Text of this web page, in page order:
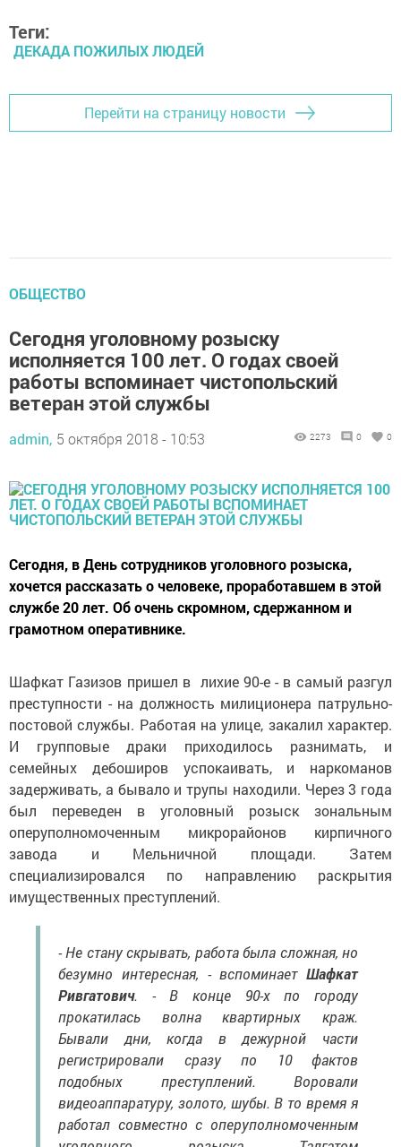
Теги:
ДЕКАДА ПОЖИЛЫХ ЛЮДЕЙ
Перейти на страницу новости
ОБЩЕСТВО
Сегодня уголовному розыску
исполняется 100 лет. О годах своей
работы вспоминает чистопольский
ветеран этой службы
admin, 5 октября 2018 - 10:53 2273 0 0
Сегодня, в День сотрудников уголовного розыска,
хочется рассказать о человеке, проработавшем в этой
службе 20 лет. Об очень скромном, сдержанном и
грамотном оперативнике.
Шафкат Газизов пришел в лихие 90-е - в самый разгул
преступности - на должность милиционера патрульно-
постовой службы. Работая на улице, закалил характер.
И групповые драки приходилось разнимать, и
семейных дебоширов успокаивать, и наркоманов
задерживать, а бывало и трупы находили. Через 3 года
был переведен в уголовный розыск зональным
оперуполномоченным микрорайонов кирпичного
завода и Мельничной площади. Затем
специализировался по направлению раскрытия
имущественных преступлений.
- Не стану скрывать, работа была сложная, но
безумно интересная, - вспоминает Шафкат
Ривгатович. - В конце 90-х по городу
прокатилась волна квартирных краж.
Бывали дни, когда в дежурной части
регистрировали сразу по 10 фактов
подобных преступлений. Воровали
видеоаппаратуру, золото, шубы. В то время я
работал совместно с оперуполномоченным